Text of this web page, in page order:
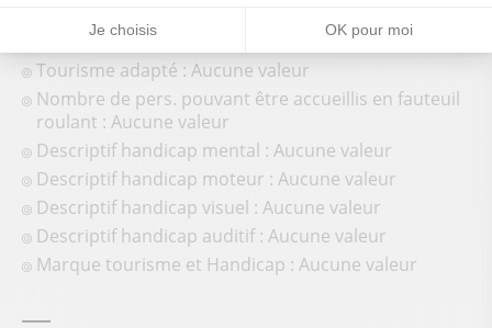
Accueil des personnes en situation de handicap
Tourisme adapté : Aucune valeur
Nombre de pers. pouvant être accueillis en fauteuil
roulant : Aucune valeur
Descriptif handicap mental : Aucune valeur
Descriptif handicap moteur : Aucune valeur
Descriptif handicap visuel : Aucune valeur
Descriptif handicap auditif : Aucune valeur
Marque tourisme et Handicap : Aucune valeur
Je choisis OK pour moi